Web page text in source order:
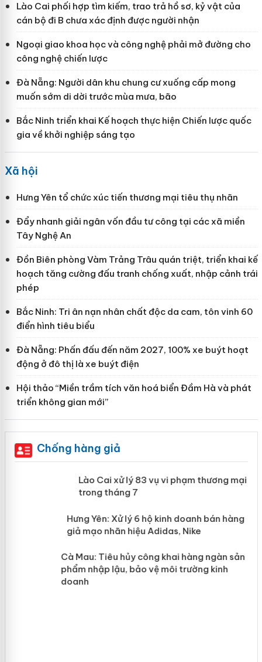
Lào Cai phối hợp tìm kiếm, trao trả hồ sơ, kỷ vật của
cán bộ đi B chưa xác định được người nhận
Ngoại giao khoa học và công nghệ phải mở đường cho
công nghệ chiến lược
Đà Nẵng: Người dân khu chung cư xuống cấp mong
muốn sớm di dời trước mùa mưa, bão
Bắc Ninh triển khai Kế hoạch thực hiện Chiến lược quốc
gia về khởi nghiệp sáng tạo
Xã hội
Hưng Yên tổ chức xúc tiến thương mại tiêu thụ nhãn
Đẩy nhanh giải ngân vốn đầu tư công tại các xã miền
Tây Nghệ An
Đồn Biên phòng Vàm Trảng Trâu quán triệt, triển khai kế
hoạch tăng cường đấu tranh chống xuất, nhập cảnh trái
phép
Bắc Ninh: Tri ân nạn nhân chất độc da cam, tôn vinh 60
điển hình tiêu biểu
Đà Nẵng: Phấn đấu đến năm 2027, 100% xe buýt hoạt
động ở đô thị là xe buýt điện
Hội thảo “Miền trầm tích văn hoá biển Đầm Hà và phát
triển không gian mới”
Chống hàng giả
Lào Cai xử lý 83 vụ vi phạm thương
mại trong tháng 7
Hưng Yên: Xử lý 6 hộ kinh doanh bán
hàng giả mạo nhãn hiệu Adidas, Nike